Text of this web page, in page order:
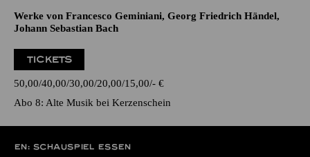
Werke von Francesco Geminiani, Georg Friedrich Händel,
Johann Sebastian Bach
TICKETS
50,00 40,00 30,00 20,00 15,00 - €
Abo 8: Alte Musik bei Kerzenschein
EN: SCHAUSPIEL ESSEN